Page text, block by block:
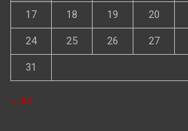
17 18 19 20
24 25 26 27
31
« Jul